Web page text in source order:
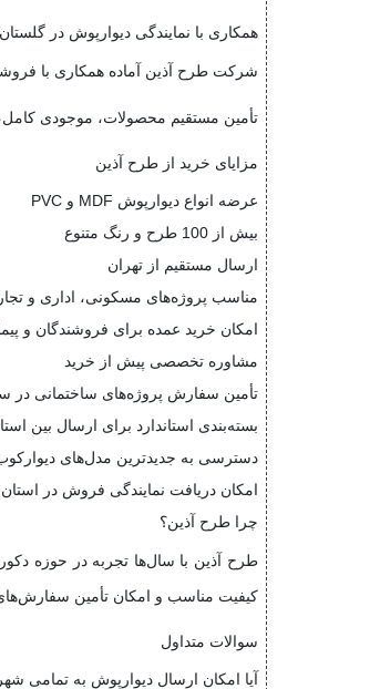
همکاری با نمایندگی دیوارپوش در گلستان
شرکت طرح آذین آماده همکاری با
تأمین مستقیم محصولات، موجودی
مزایای خرید از طرح آذین
عرضه انواع دیوارپوش MDF و PVC
بیش از 100 طرح و رنگ متنوع
ارسال مستقیم از تهران
مناسب پروژه‌های مسکونی، اداری و
امکان خرید عمده برای فروشندگان و
مشاوره تخصصی پیش از خرید
تأمین سفارش پروژه‌های ساختمانی در
بسته‌بندی استاندارد برای ارسال بین
دسترسی به جدیدترین مدل‌های
امکان دریافت نمایندگی فروش در
چرا طرح آذین؟
کیفیت مناسب و امکان تأمین
سوالات متداول
آیا امکان ارسال دیوارپوش به تمامی